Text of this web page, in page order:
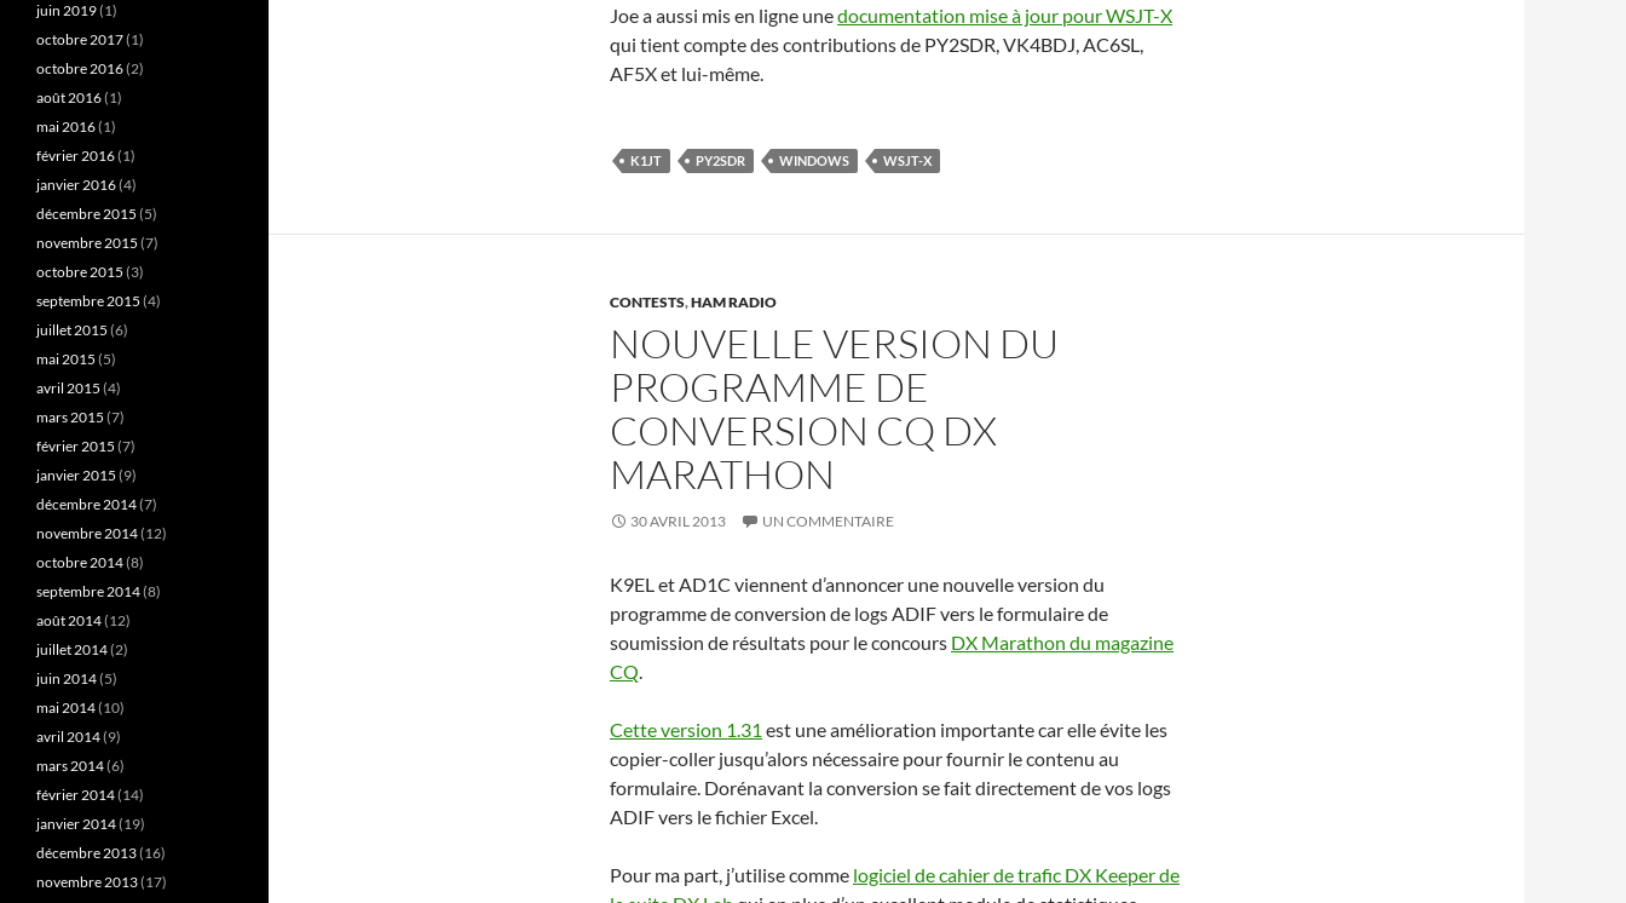
Joe a aussi mis en ligne unedocumentation mise à jour pour WSJT-X
qui tient compte des contributions de PY2SDR, VK4BDJ, AC6SL,
AF5X et lui-même.
K1JT PY2SDR WINDOWS WSJT-X
CONTESTS,HAM RADIO
NOUVELLE VERSION DU
PROGRAMME DE
CONVERSION CQ DX
MARATHON
30 AVRIL 2013 UN COMMENTAIRE
K9EL et AD1C viennent d’annoncer une nouvelle version du
programme de conversion de logs ADIF vers le formulaire de
soumission de résultats pour le concours DX Marathon du magazine
CQ.
Cette version 1.31 est une amélioration importante car elle évite les
copier-coller jusqu’alors nécessaire pour fournir le contenu au
formulaire. Dorénavant la conversion se fait directement de vos logs
ADIF vers le fichier Excel.
Pour ma part, j’utilise comme logiciel de cahier de trafic DX Keeper de
juin 2019(1)
octobre 2017(1)
octobre 2016(2)
août 2016(1)
mai 2016(1)
février 2016(1)
janvier 2016(4)
décembre 2015 (5)
novembre 2015 (7)
octobre 2015 (3)
septembre 2015 (4)
juillet 2015 (6)
mai 2015 (5)
avril 2015 (4)
mars 2015 (7)
février 2015 (7)
janvier 2015 (9)
décembre 2014(7)
novembre 2014(12)
octobre 2014(8)
septembre 2014(8)
août 2014(12)
juillet 2014(2)
juin 2014(5)
mai 2014(10)
avril 2014(9)
mars 2014(6)
février 2014(14)
janvier 2014(19)
décembre 2013(16)
novembre 2013(17)